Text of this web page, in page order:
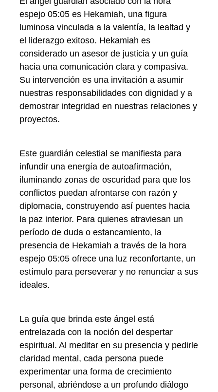
espejo 05:05 es Hekamiah, una figura
luminosa vinculada a la valentía, la lealtad y
el liderazgo exitoso. Hekamiah es
considerado un asesor de justicia y un guía
hacia una comunicación clara y compasiva.
Su intervención es una invitación a asumir
nuestras responsabilidades con dignidad y a
demostrar integridad en nuestras relaciones y
proyectos.
Este guardián celestial se manifiesta para
infundir una energía de autoafirmación,
iluminando zonas de oscuridad para que los
conflictos puedan afrontarse con razón y
diplomacia, construyendo así puentes hacia
la paz interior. Para quienes atraviesan un
período de duda o estancamiento, la
presencia de Hekamiah a través de la hora
espejo 05:05 ofrece una luz reconfortante, un
estímulo para perseverar y no renunciar a sus
ideales.
La guía que brinda este ángel está
entrelazada con la noción del despertar
espiritual. Al meditar en su presencia y pedirle
claridad mental, cada persona puede
experimentar una forma de crecimiento
personal, abriéndose a un profundo diálogo